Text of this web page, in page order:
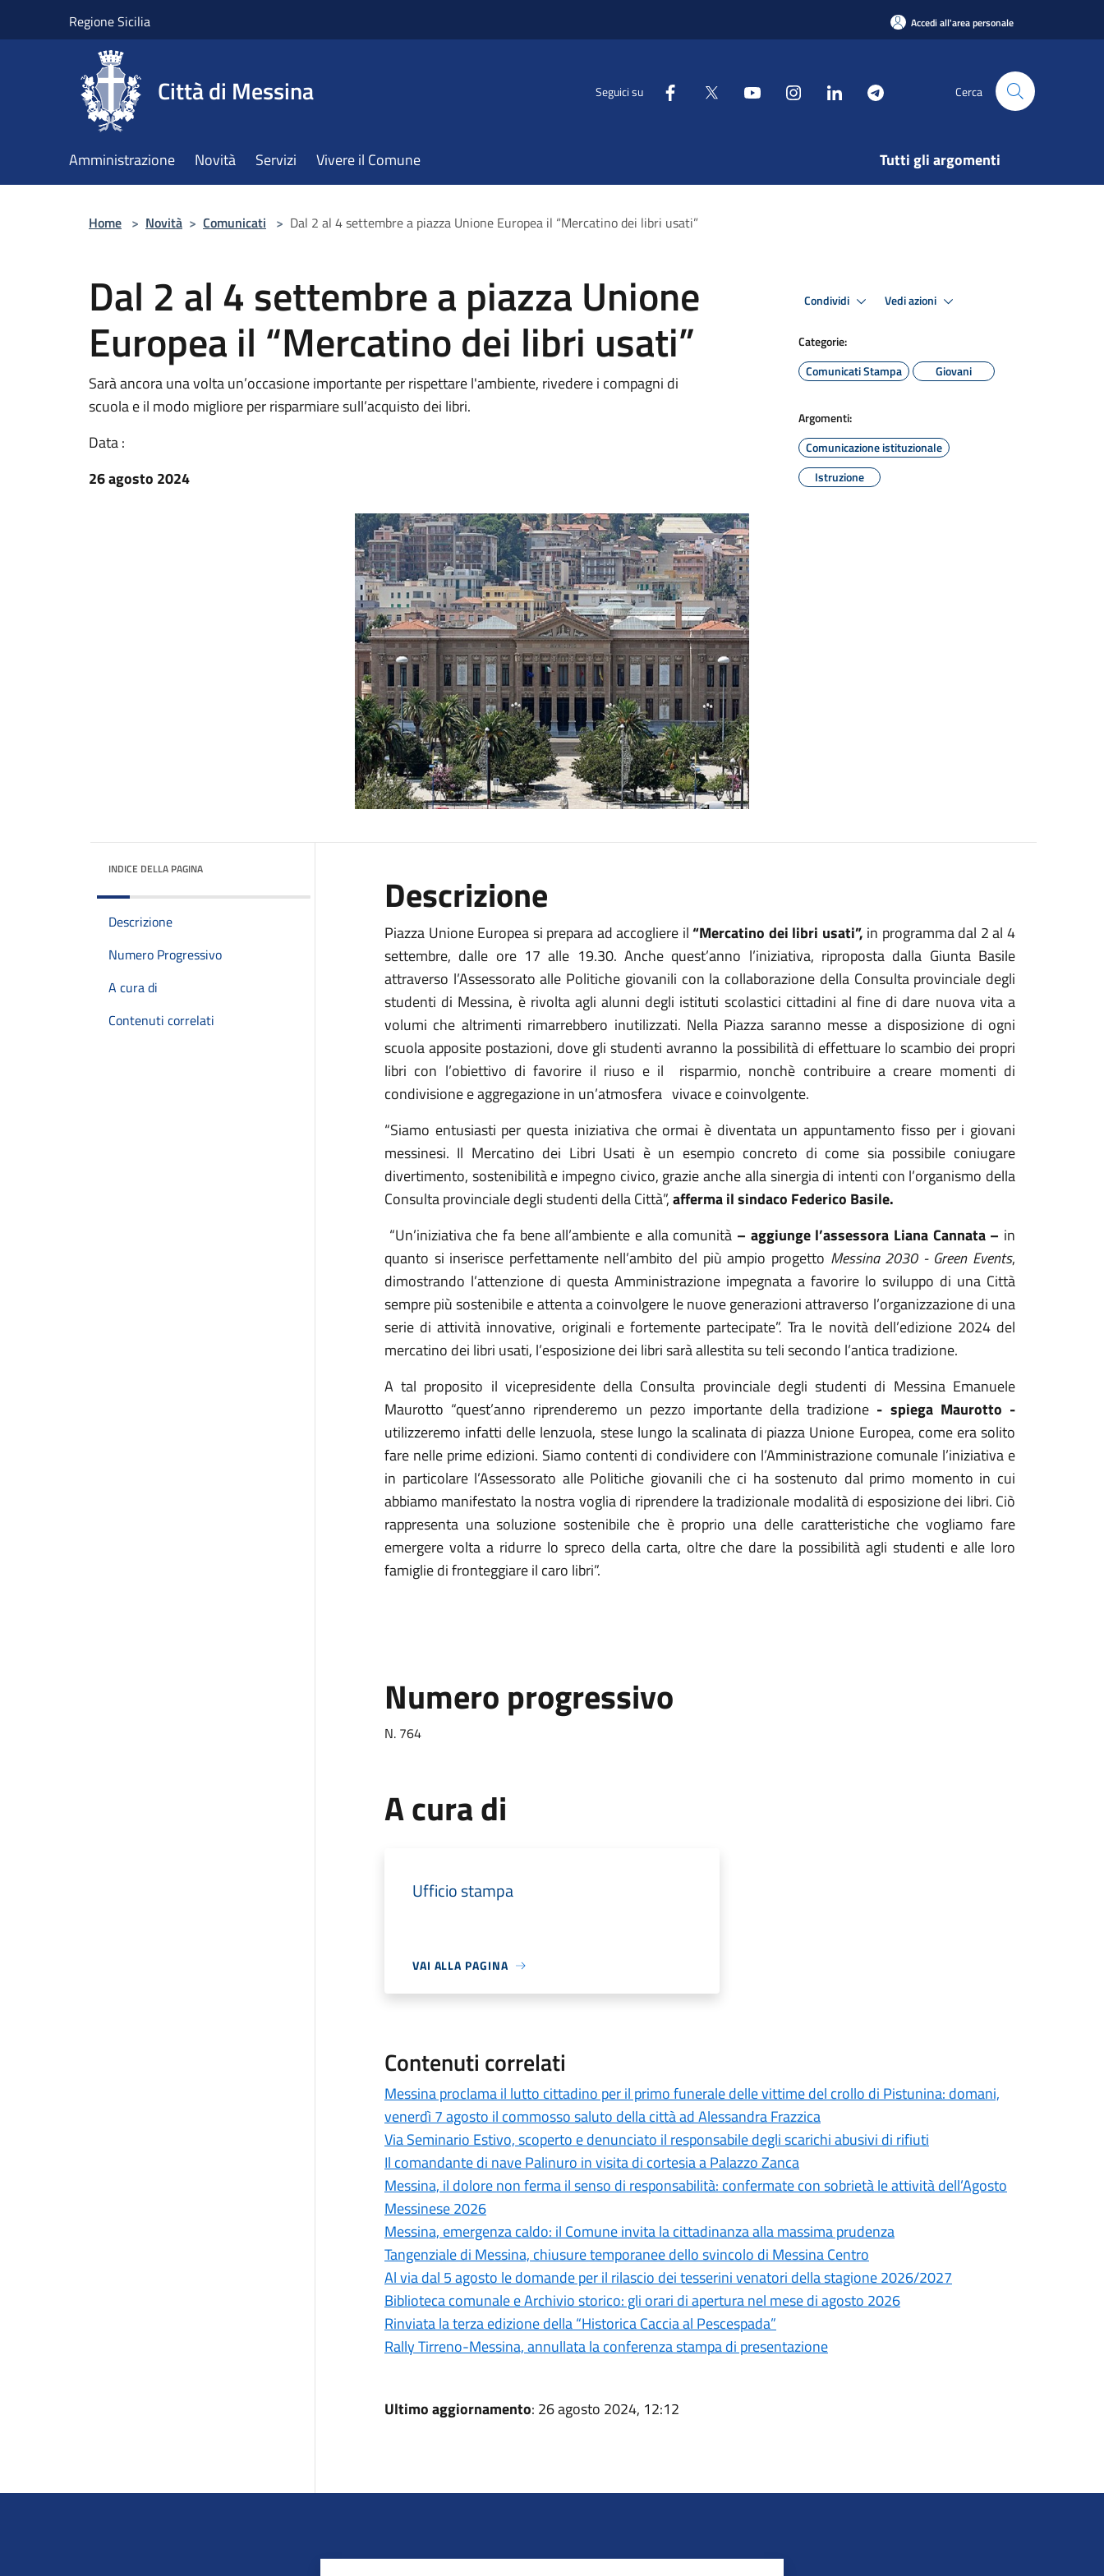
Regione Sicilia Accedi all'area personale
Città di Messina Seguici su Cerca
Amministrazione Novità Servizi Vivere il Comune Tutti gli argomenti
Home > Novità > Comunicati > Dal 2 al 4 settembre a piazza Unione Europea il “Mercatino dei libri usati”
Dal 2 al 4 settembre a piazza Unione
Europea il “Mercatino dei libri usati”
Sarà ancora una volta un’occasione importante per rispettare l'ambiente, rivedere i compagni di
scuola e il modo migliore per risparmiare sull’acquisto dei libri.
Data :
26 agosto 2024
Condividi Vedi azioni
Categorie:
Comunicati Stampa
Giovani
Argomenti:
Comunicazione istituzionale
Istruzione
INDICE DELLA PAGINA
Descrizione
Numero Progressivo
A cura di
Contenuti correlati
Descrizione
Piazza Unione Europea si prepara ad accogliere il“Mercatino dei libri usati”, in programma dal 2 al 4
settembre, dalle ore 17 alle 19.30. Anche quest’anno l’iniziativa, riproposta dalla Giunta Basile
attraverso l’Assessorato alle Politiche giovanili con la collaborazione della Consulta provinciale degli
studenti di Messina, è rivolta agli alunni degli istituti scolastici cittadini al fine di dare nuova vita a
volumi che altrimenti rimarrebbero inutilizzati. Nella Piazza saranno messe a disposizione di ogni
scuola apposite postazioni, dove gli studenti avranno la possibilità di effettuare lo scambio dei propri
libri con l’obiettivo di favorire il riuso e il risparmio, nonchè contribuire a creare momenti di
condivisione e aggregazione in un’atmosfera vivace e coinvolgente.
“Siamo entusiasti per questa iniziativa che ormai è diventata un appuntamento fisso per i giovani
messinesi. Il Mercatino dei Libri Usati è un esempio concreto di come sia possibile coniugare
divertimento, sostenibilità e impegno civico, grazie anche alla sinergia di intenti con l’organismo della
Consulta provinciale degli studenti della Città”,afferma il sindaco Federico Basile.
“Un’iniziativa che fa bene all’ambiente e alla comunità – aggiunge l’assessora Liana Cannata – in
quanto si inserisce perfettamente nell’ambito del più ampio progetto Messina 2030 - Green Events,
dimostrando l’attenzione di questa Amministrazione impegnata a favorire lo sviluppo di una Città
sempre più sostenibile e attenta a coinvolgere le nuove generazioni attraverso l’organizzazione di una
serie di attività innovative, originali e fortemente partecipate”. Tra le novità dell’edizione 2024 del
mercatino dei libri usati, l’esposizione dei libri sarà allestita su teli secondo l’antica tradizione.
A tal proposito il vicepresidente della Consulta provinciale degli studenti di Messina Emanuele
Maurotto “quest’anno riprenderemo un pezzo importante della tradizione - spiega Maurotto -
utilizzeremo infatti delle lenzuola, stese lungo la scalinata di piazza Unione Europea, come era solito
fare nelle prime edizioni. Siamo contenti di condividere con l’Amministrazione comunale l’iniziativa e
in particolare l’Assessorato alle Politiche giovanili che ci ha sostenuto dal primo momento in cui
abbiamo manifestato la nostra voglia di riprendere la tradizionale modalità di esposizione dei libri. Ciò
rappresenta una soluzione sostenibile che è proprio una delle caratteristiche che vogliamo fare
emergere volta a ridurre lo spreco della carta, oltre che dare la possibilità agli studenti e alle loro
famiglie di fronteggiare il caro libri”.
Numero progressivo
N. 764
A cura di
Ufficio stampa
VAI ALLA PAGINA
Contenuti correlati
Messina proclama il lutto cittadino per il primo funerale delle vittime del crollo di Pistunina: domani,
venerdì 7 agosto il commosso saluto della città ad Alessandra Frazzica
Via Seminario Estivo, scoperto e denunciato il responsabile degli scarichi abusivi di rifiuti
Il comandante di nave Palinuro in visita di cortesia a Palazzo Zanca
Messina, il dolore non ferma il senso di responsabilità: confermate con sobrietà le attività dell’Agosto
Messinese 2026
Messina, emergenza caldo: il Comune invita la cittadinanza alla massima prudenza
Tangenziale di Messina, chiusure temporanee dello svincolo di Messina Centro
Al via dal 5 agosto le domande per il rilascio dei tesserini venatori della stagione 2026/2027
Biblioteca comunale e Archivio storico: gli orari di apertura nel mese di agosto 2026
Rinviata la terza edizione della “Historica Caccia al Pescespada”
Rally Tirreno-Messina, annullata la conferenza stampa di presentazione
Ultimo aggiornamento: 26 agosto 2024, 12:12